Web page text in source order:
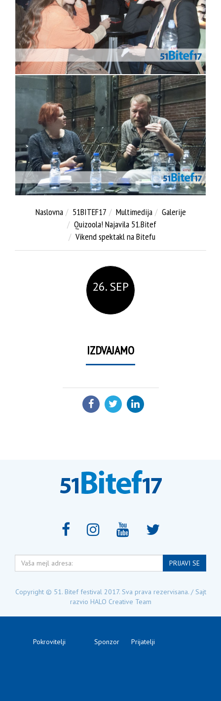
Naslovna 51BITEF17 Multimedija
Galerije
Quizoola! Najavila 51.Bitef
Vikend spektakl na Bitefu
26. SEP
IZDVAJAMO
PODELI:
Vaša
mejl
PRIJAVI SE
Copyright © 51. Bitef festival 2017. Sva prava rezervisana. / Sajt
razvio HALO Creative Team
Pokrovitelji Sponzor Prijatelji